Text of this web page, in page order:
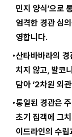
민지 양식’으로
엄격한 경관 심
영합니다.
산타바바라의
치지 않고, 발코
담아 ‘2차원 외
통일된 경관은
초기 집객에 그
이드라인의 수립